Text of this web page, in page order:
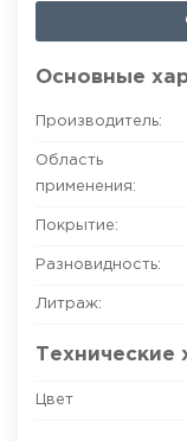
Основные
Производитель:
Область
применения:
Покрытие:
Разновидность:
Литраж:
Технические
Цвет